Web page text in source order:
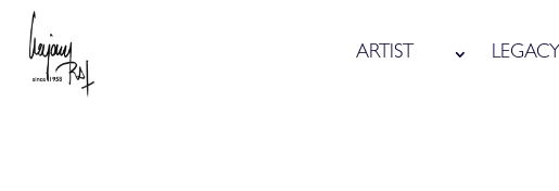
ARTIST LEGACY